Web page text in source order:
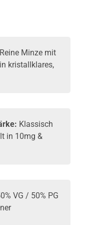
Reine Minze mit
kristallklares,
Klassisch
in 10mg &
VG / 50% PG